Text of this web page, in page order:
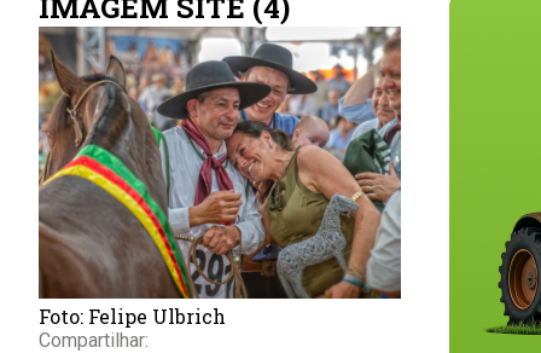
Foto: Felipe Ulbrich
Compartilhar: